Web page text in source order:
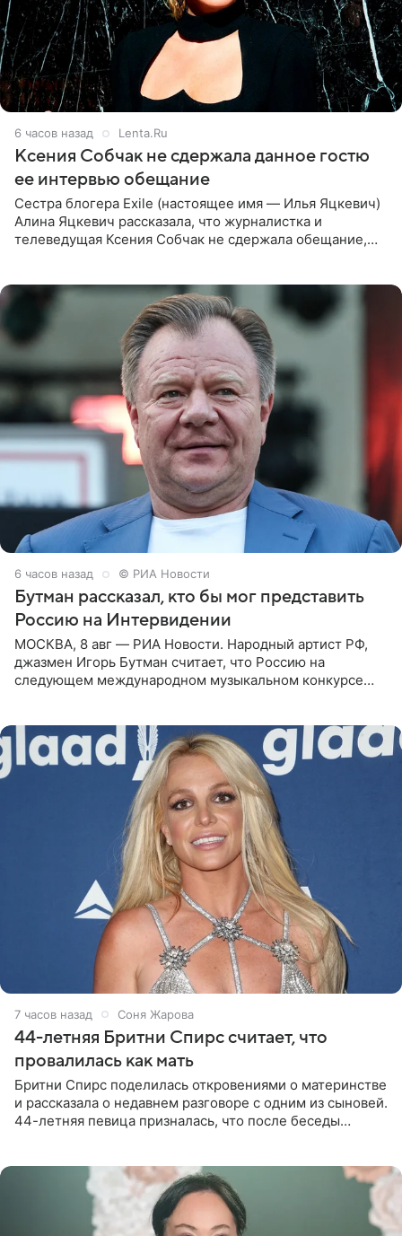
6 часов назад Lenta.Ru
Ксения Собчак не сдержала данное гостю
ее интервью обещание
Сестра блогера Exile (настоящее имя — Илья Яцкевич)
Алина Яцкевич рассказала, что журналистка и
телеведущая Ксения Собчак не сдержала обещание,
6 часов назад © РИА Новости
Бутман рассказал, кто бы мог представить
Россию на Интервидении
МОСКВА, 8 авг — РИА Новости. Народный артист РФ,
джазмен Игорь Бутман считает, что Россию на
следующем международном музыкальном конкурсе
7 часов назад Соня Жарова
44-летняя Бритни Спирс считает, что
провалилась как мать
Бритни Спирс поделилась откровениями о материнстве
и рассказала о недавнем разговоре с одним из сыновей.
44-летняя певица призналась, что после беседы